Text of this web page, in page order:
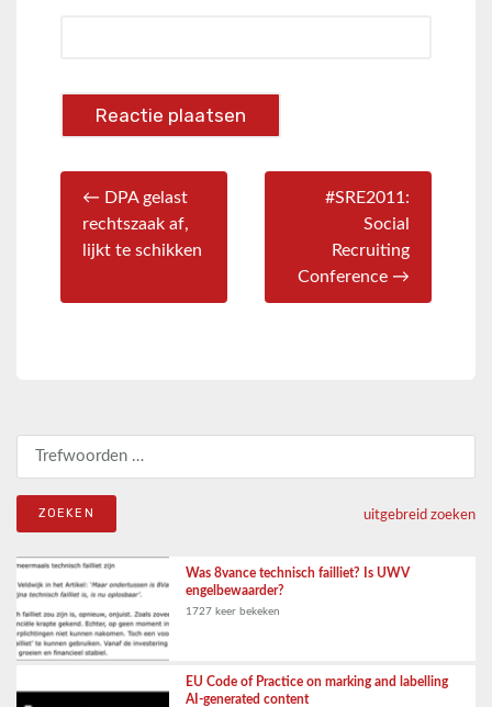
← DPA gelast
rechtszaak af,
lijkt te schikken
#SRE2011:
Social
Recruiting
Conference →
uitgebreid zoeken
Was 8vance technisch failliet? Is UWV
engelbewaarder?
1727 keer bekeken
EU Code of Practice on marking and labelling
AI-generated content